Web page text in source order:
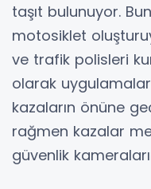
taşıt bulunuyor.
motosiklet
ve trafik polisleri
olarak
kazaların önüne
rağmen kazalar
güvenlik